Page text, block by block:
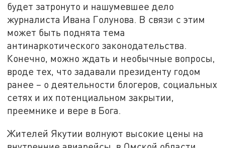
будет затронуто и нашумевшее дело
журналиста Ивана Голунова. В связи с этим
может быть поднята тема
антинаркотического законодательства.
Конечно, можно ждать и необычные вопросы,
вроде тех, что задавали президенту годом
ранее – о деятельности блогеров, социальных
сетях и их потенциальном закрытии,
преемнике и вере в Бога.
Жителей Якутии волнуют высокие цены на